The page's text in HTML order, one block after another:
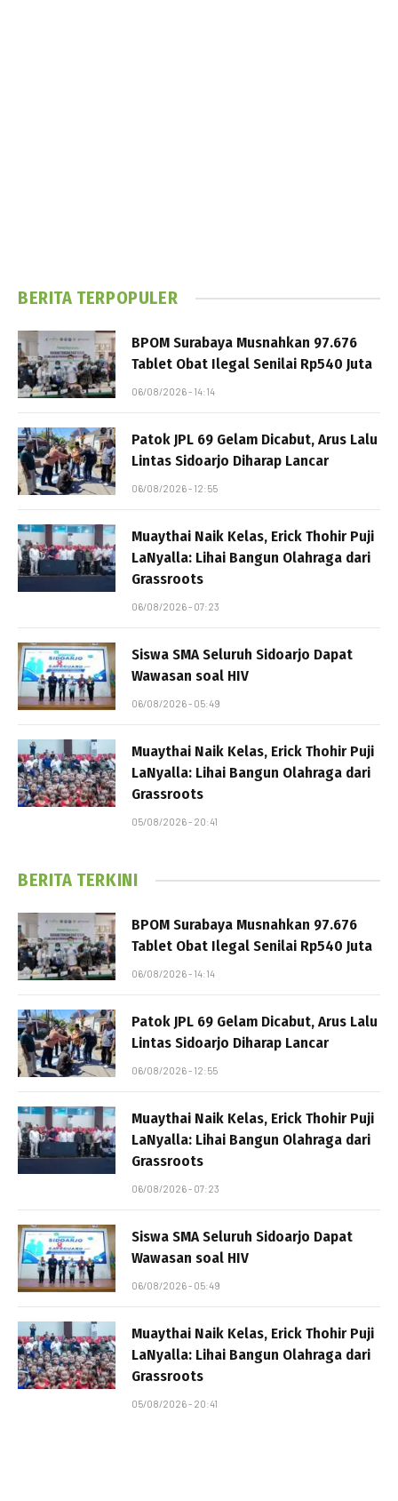
BERITA TERPOPULER
BPOM Surabaya Musnahkan 97.676
Tablet Obat Ilegal Senilai Rp540 Juta
06/08/2026 - 14:14
Patok JPL 69 Gelam Dicabut, Arus Lalu
Lintas Sidoarjo Diharap Lancar
06/08/2026 - 12:55
Muaythai Naik Kelas, Erick Thohir Puji
LaNyalla: Lihai Bangun Olahraga dari
Grassroots
06/08/2026 - 07:23
Siswa SMA Seluruh Sidoarjo Dapat
Wawasan soal HIV
06/08/2026 - 05:49
Muaythai Naik Kelas, Erick Thohir Puji
LaNyalla: Lihai Bangun Olahraga dari
Grassroots
05/08/2026 - 20:41
BERITA TERKINI
BPOM Surabaya Musnahkan 97.676
Tablet Obat Ilegal Senilai Rp540 Juta
06/08/2026 - 14:14
Patok JPL 69 Gelam Dicabut, Arus Lalu
Lintas Sidoarjo Diharap Lancar
06/08/2026 - 12:55
Muaythai Naik Kelas, Erick Thohir Puji
LaNyalla: Lihai Bangun Olahraga dari
Grassroots
06/08/2026 - 07:23
Siswa SMA Seluruh Sidoarjo Dapat
Wawasan soal HIV
06/08/2026 - 05:49
Muaythai Naik Kelas, Erick Thohir Puji
LaNyalla: Lihai Bangun Olahraga dari
Grassroots
05/08/2026 - 20:41